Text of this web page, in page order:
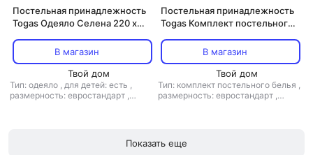
Постельная принадлежность
Togas Одеяло Селена 220 х
В магазин
Твой дом
Тип: одеяло , для детей: есть ,
размерность: евростандарт ,
Постельная принадлежность
Togas Комплект постельного
sensotex бело-зелено-серый
В магазин
Твой дом
Тип: комплект постельного белья ,
размерность: евростандарт ,
Показать еще